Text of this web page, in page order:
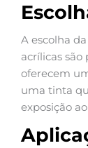
A escolha
acrílicas
oferecem
uma tinta
exposição